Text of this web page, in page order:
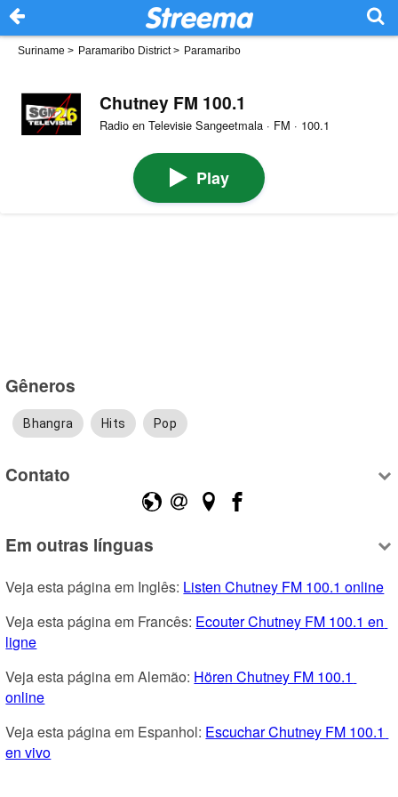
Suriname > Paramaribo District> Paramaribo
Chutney FM 100.1
Radio en Televisie Sangeetmala · FM · 100.1
Play
Gêneros
Bhangra Hits Pop
Contato
Em outras línguas
Veja esta página em Inglês: Listen Chutney FM 100.1 online
Veja esta página em Francês: Ecouter Chutney FM 100.1 en
ligne
Veja esta página em Alemão: Hören Chutney FM 100.1
online
Veja esta página em Espanhol: Escuchar Chutney FM 100.1
en vivo